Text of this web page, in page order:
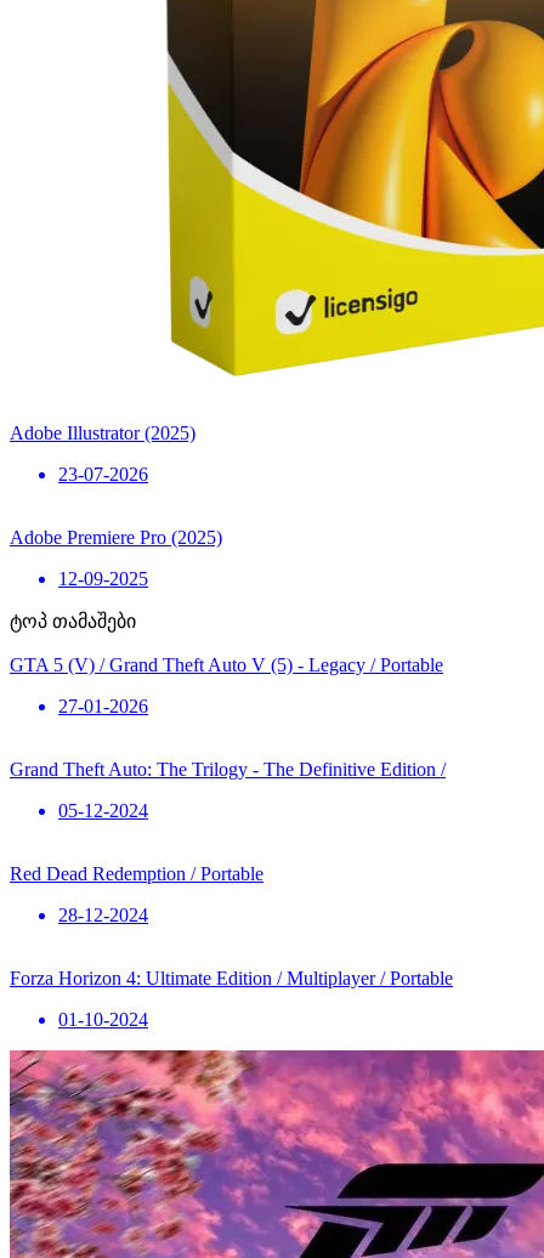
Adobe Illustrator (2025)
23-07-2026
Adobe Premiere Pro (2025)
12-09-2025
ტოპ თამაშები
GTA 5 (V) / Grand Theft Auto V (5) - Legacy / Portable
27-01-2026
Grand Theft Auto: The Trilogy - The Definitive Edition /
05-12-2024
Red Dead Redemption / Portable
28-12-2024
Forza Horizon 4: Ultimate Edition / Multiplayer / Portable
01-10-2024